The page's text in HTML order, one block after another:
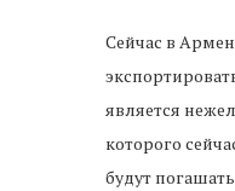
Сейчас в
является
которого
будут